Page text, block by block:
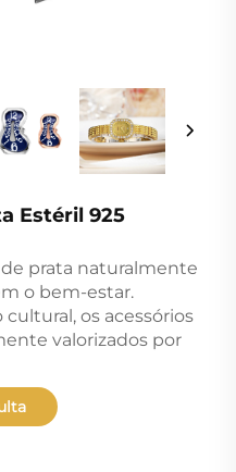
Estéril 925
de prata naturalmente
o bem-estar.
os acessórios
valorizados por